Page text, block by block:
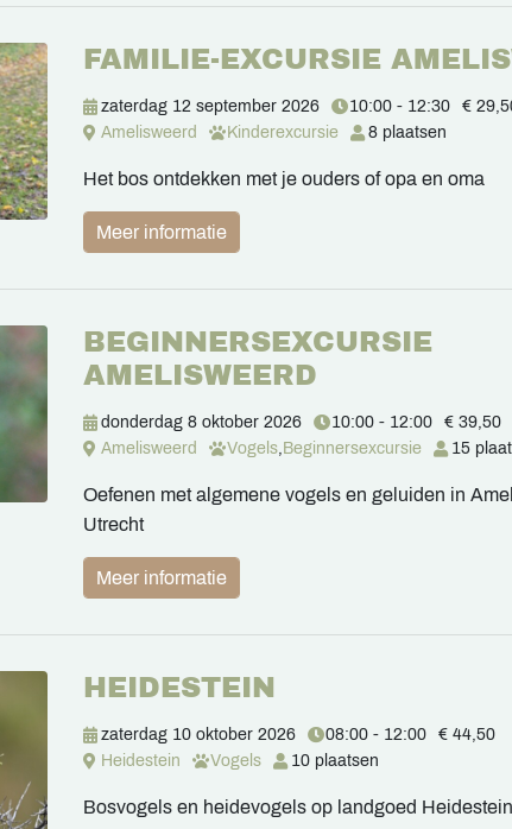
FAMILIE-EXCURSIE
zaterdag 12 september 2026 10:00 - 12:30
€
Amelisweerd
Kinderexcursie 8 plaatsen
Het bos ontdekken met je ouders of opa en oma
Meer informatie
BEGINNERSEXCURSIE
AMELISWEERD
donderdag 8 oktober 2026 10:00 - 12:00
€ 39,50
Amelisweerd
Vogels, Beginnersexcursie 15
Oefenen met algemene vogels en geluiden in
Utrecht
Meer informatie
HEIDESTEIN
zaterdag 10 oktober 2026 08:00 - 12:00
€ 44,50
Heidestein
Vogels 10 plaatsen
Bosvogels en heidevogels op landgoed Heidestein